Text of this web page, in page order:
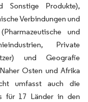
Sonstige Produkte),
Verbindungen und
und
Private
und Geografie
Osten und Afrika
umfasst auch die
für 17 Länder in den